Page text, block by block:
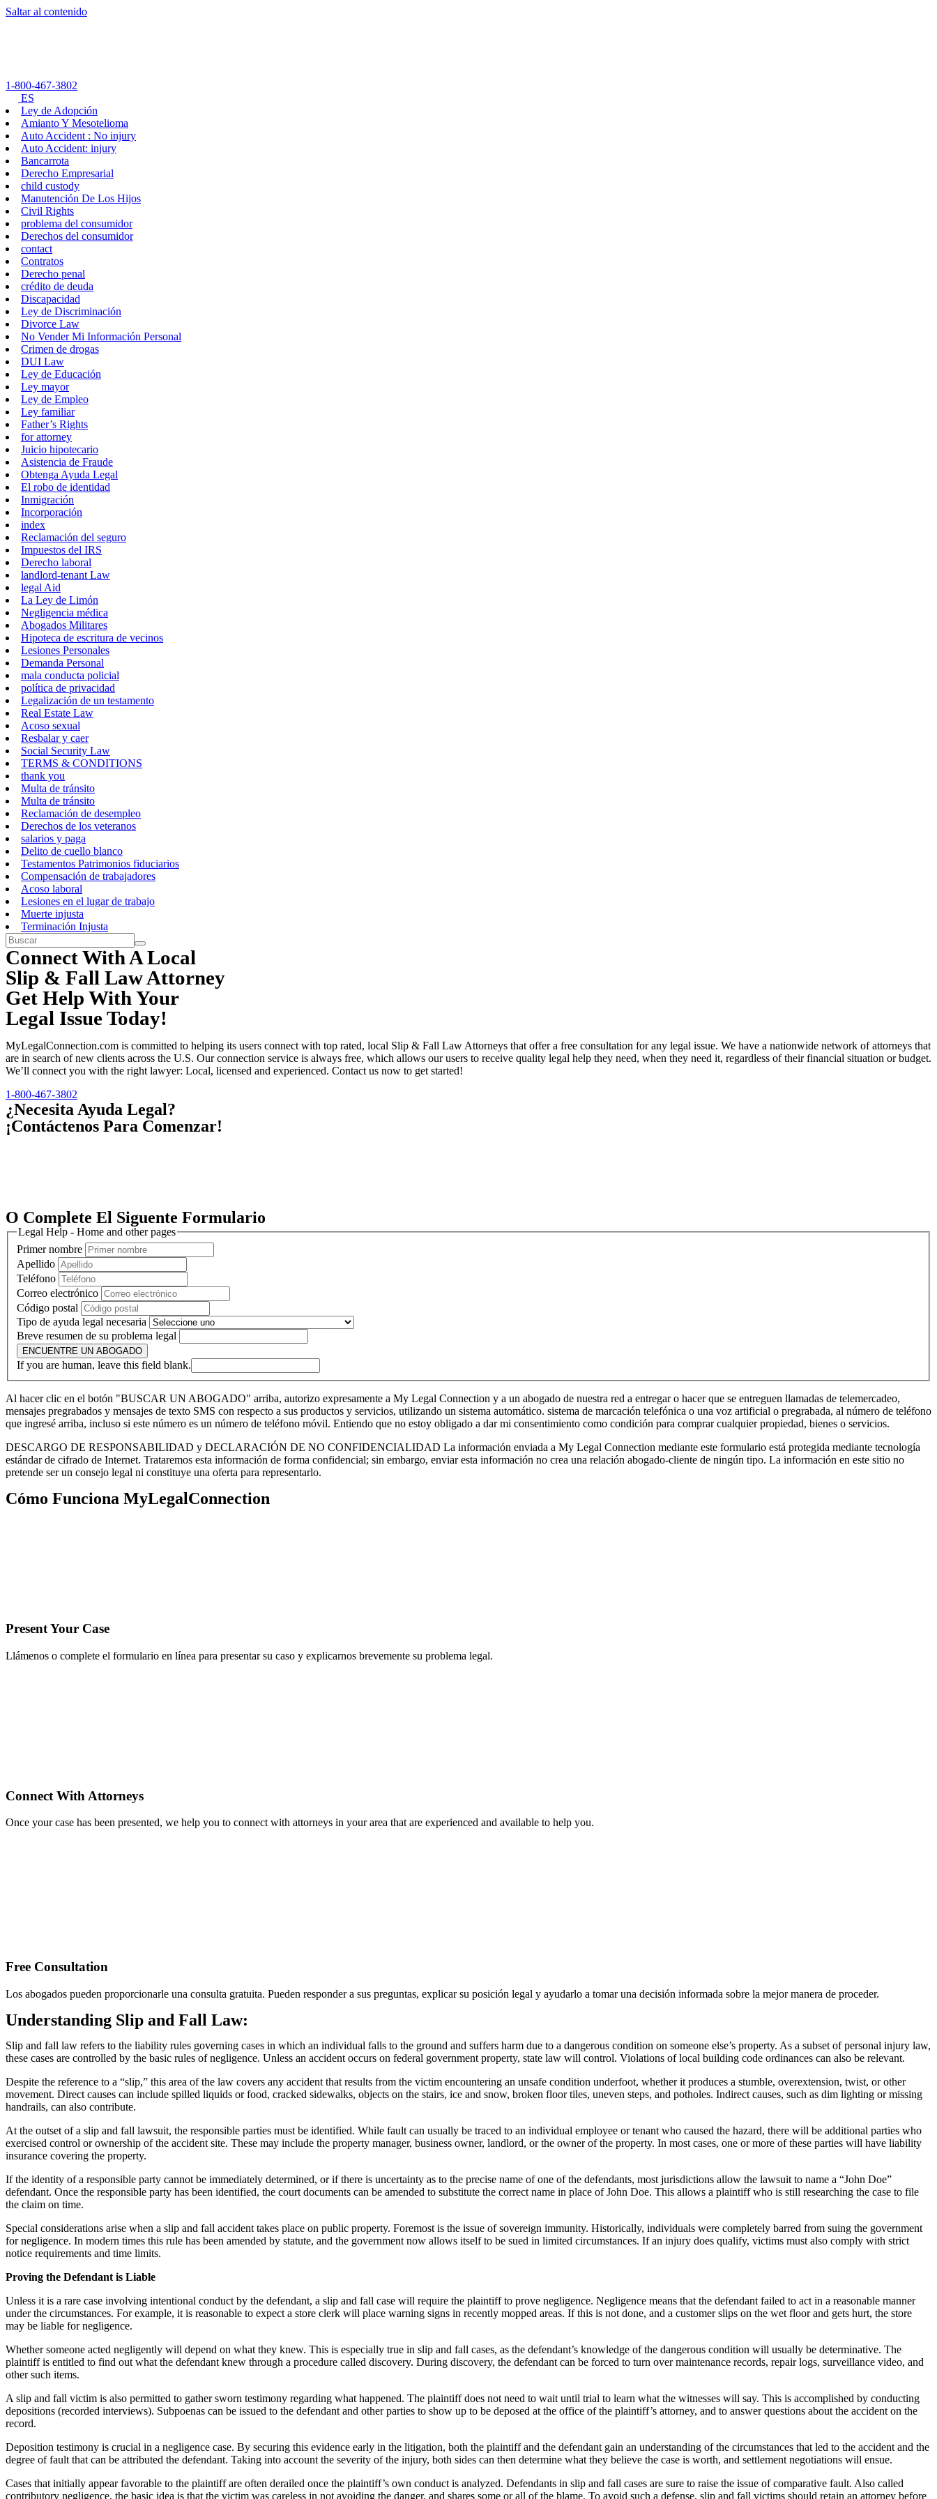
Saltar al contenido
1-800-467-3802
ES
Ley de Adopción
Amianto Y Mesotelioma
Auto Accident : No injury
Auto Accident: injury
Bancarrota
Derecho Empresarial
child custody
Manutención De Los Hijos
Civil Rights
problema del consumidor
Derechos del consumidor
contact
Contratos
Derecho penal
crédito de deuda
Discapacidad
Ley de Discriminación
Divorce Law
No Vender Mi Información Personal
Crimen de drogas
DUI Law
Ley de Educación
Ley mayor
Ley de Empleo
Ley familiar
Father’s Rights
for attorney
Juicio hipotecario
Asistencia de Fraude
Obtenga Ayuda Legal
El robo de identidad
Inmigración
Incorporación
index
Reclamación del seguro
Impuestos del IRS
Derecho laboral
landlord-tenant Law
legal Aid
La Ley de Limón
Negligencia médica
Abogados Militares
Hipoteca de escritura de vecinos
Lesiones Personales
Demanda Personal
mala conducta policial
política de privacidad
Legalización de un testamento
Real Estate Law
Acoso sexual
Resbalar y caer
Social Security Law
TERMS & CONDITIONS
thank you
Multa de tránsito
Multa de tránsito
Reclamación de desempleo
Derechos de los veteranos
salarios y paga
Delito de cuello blanco
Testamentos Patrimonios fiduciarios
Compensación de trabajadores
Acoso laboral
Lesiones en el lugar de trabajo
Muerte injusta
Terminación Injusta
Connect With A Local
Slip & Fall Law Attorney
Get Help With Your
Legal Issue Today!
MyLegalConnection.com is committed to helping its users connect with top rated, local Slip & Fall Law Attorneys that offer a free consultation for any legal issue. We have a nationwide network of attorneys that
are in search of new clients across the U.S. Our connection service is always free, which allows our users to receive quality legal help they need, when they need it, regardless of their financial situation or budget.
We’ll connect you with the right lawyer: Local, licensed and experienced. Contact us now to get started!
1-800-467-3802
¿Necesita Ayuda Legal?
¡Contáctenos Para Comenzar!
O Complete El Siguente Formulario
Legal Help - Home and other pages
Primer nombre
Apellido
Teléfono
Correo electrónico
Código postal
Tipo de ayuda legal necesaria
Breve resumen de su problema legal
ENCUENTRE UN ABOGADO
If you are human, leave this field blank.
Al hacer clic en el botón "BUSCAR UN ABOGADO" arriba, autorizo ​​expresamente a My Legal Connection y a un abogado de nuestra red a entregar o hacer que se entreguen llamadas de telemercadeo,
mensajes pregrabados y mensajes de texto SMS con respecto a sus productos y servicios, utilizando un sistema automático. sistema de marcación telefónica o una voz artificial o pregrabada, al número de teléfono
que ingresé arriba, incluso si este número es un número de teléfono móvil. Entiendo que no estoy obligado a dar mi consentimiento como condición para comprar cualquier propiedad, bienes o servicios.
DESCARGO DE RESPONSABILIDAD y DECLARACIÓN DE NO CONFIDENCIALIDAD La información enviada a My Legal Connection mediante este formulario está protegida mediante tecnología
estándar de cifrado de Internet. Trataremos esta información de forma confidencial; sin embargo, enviar esta información no crea una relación abogado-cliente de ningún tipo. La información en este sitio no
pretende ser un consejo legal ni constituye una oferta para representarlo.
Cómo Funciona MyLegalConnection
Present Your Case
Llámenos o complete el formulario en línea para presentar su caso y explicarnos brevemente su problema legal.
Connect With Attorneys
Once your case has been presented, we help you to connect with attorneys in your area that are experienced and available to help you.
Free Consultation
Los abogados pueden proporcionarle una consulta gratuita. Pueden responder a sus preguntas, explicar su posición legal y ayudarlo a tomar una decisión informada sobre la mejor manera de proceder.
Understanding Slip and Fall Law:
Slip and fall law refers to the liability rules governing cases in which an individual falls to the ground and suffers harm due to a dangerous condition on someone else’s property. As a subset of personal injury law,
these cases are controlled by the basic rules of negligence. Unless an accident occurs on federal government property, state law will control. Violations of local building code ordinances can also be relevant.
Despite the reference to a “slip,” this area of the law covers any accident that results from the victim encountering an unsafe condition underfoot, whether it produces a stumble, overextension, twist, or other
movement. Direct causes can include spilled liquids or food, cracked sidewalks, objects on the stairs, ice and snow, broken floor tiles, uneven steps, and potholes. Indirect causes, such as dim lighting or missing
handrails, can also contribute.
At the outset of a slip and fall lawsuit, the responsible parties must be identified. While fault can usually be traced to an individual employee or tenant who caused the hazard, there will be additional parties who
exercised control or ownership of the accident site. These may include the property manager, business owner, landlord, or the owner of the property. In most cases, one or more of these parties will have liability
insurance covering the property.
If the identity of a responsible party cannot be immediately determined, or if there is uncertainty as to the precise name of one of the defendants, most jurisdictions allow the lawsuit to name a “John Doe”
defendant. Once the responsible party has been identified, the court documents can be amended to substitute the correct name in place of John Doe. This allows a plaintiff who is still researching the case to file
the claim on time.
Special considerations arise when a slip and fall accident takes place on public property. Foremost is the issue of sovereign immunity. Historically, individuals were completely barred from suing the government
for negligence. In modern times this rule has been amended by statute, and the government now allows itself to be sued in limited circumstances. If an injury does qualify, victims must also comply with strict
notice requirements and time limits.
Proving the Defendant is Liable
Unless it is a rare case involving intentional conduct by the defendant, a slip and fall case will require the plaintiff to prove negligence. Negligence means that the defendant failed to act in a reasonable manner
under the circumstances. For example, it is reasonable to expect a store clerk will place warning signs in recently mopped areas. If this is not done, and a customer slips on the wet floor and gets hurt, the store
may be liable for negligence.
Whether someone acted negligently will depend on what they knew. This is especially true in slip and fall cases, as the defendant’s knowledge of the dangerous condition will usually be determinative. The
plaintiff is entitled to find out what the defendant knew through a procedure called discovery. During discovery, the defendant can be forced to turn over maintenance records, repair logs, surveillance video, and
other such items.
A slip and fall victim is also permitted to gather sworn testimony regarding what happened. The plaintiff does not need to wait until trial to learn what the witnesses will say. This is accomplished by conducting
depositions (recorded interviews). Subpoenas can be issued to the defendant and other parties to show up to be deposed at the office of the plaintiff’s attorney, and to answer questions about the accident on the
record.
Deposition testimony is crucial in a negligence case. By securing this evidence early in the litigation, both the plaintiff and the defendant gain an understanding of the circumstances that led to the accident and the
degree of fault that can be attributed the defendant. Taking into account the severity of the injury, both sides can then determine what they believe the case is worth, and settlement negotiations will ensue.
Cases that initially appear favorable to the plaintiff are often derailed once the plaintiff’s own conduct is analyzed. Defendants in slip and fall cases are sure to raise the issue of comparative fault. Also called
contributory negligence, the basic idea is that the victim was careless in not avoiding the danger, and shares some or all of the blame. To avoid such a defense, slip and fall victims should retain an attorney before